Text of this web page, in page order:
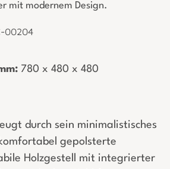
mit modernem Design.
00204
­ 780 x 480 x 480
durch sein minimalistisches
gepolsterte
Holzgestell mit integrierter